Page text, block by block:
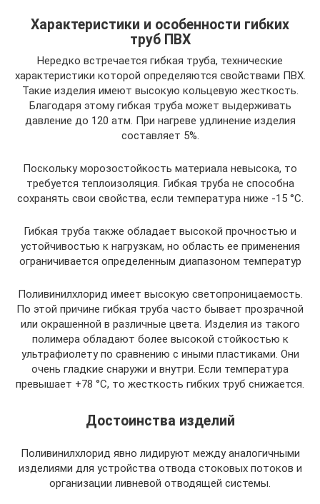
Характеристики и особенности гибких
труб ПВХ
Нередко встречается гибкая труба, технические
характеристики которой определяются свойствами ПВХ.
Такие изделия имеют высокую кольцевую жесткость.
Благодаря этому гибкая труба может выдерживать
давление до 120 атм. При нагреве удлинение изделия
составляет 5%.
Поскольку морозостойкость материала невысока, то
требуется теплоизоляция. Гибкая труба не способна
сохранять свои свойства, если температура ниже -15 °С.
Гибкая труба также обладает высокой прочностью и
устойчивостью к нагрузкам, но область ее применения
ограничивается определенным диапазоном температур
Поливинилхлорид имеет высокую светопроницаемость.
По этой причине гибкая труба часто бывает прозрачной
или окрашенной в различные цвета. Изделия из такого
полимера обладают более высокой стойкостью к
ультрафиолету по сравнению с иными пластиками. Они
очень гладкие снаружи и внутри. Если температура
превышает +78 °С, то жесткость гибких труб снижается.
Достоинства изделий
Поливинилхлорид явно лидируют между аналогичными
изделиями для устройства отвода стоковых потоков и
организации ливневой отводящей системы.